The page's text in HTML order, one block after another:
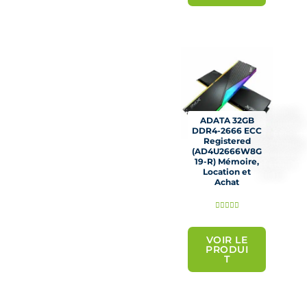
5
ADATA 32GB
DDR4-2666 ECC
Registered
(AD4U2666W8G
19-R) Mémoire,
Location et
Achat
    N
é
VOIR LE
PRODUI
T